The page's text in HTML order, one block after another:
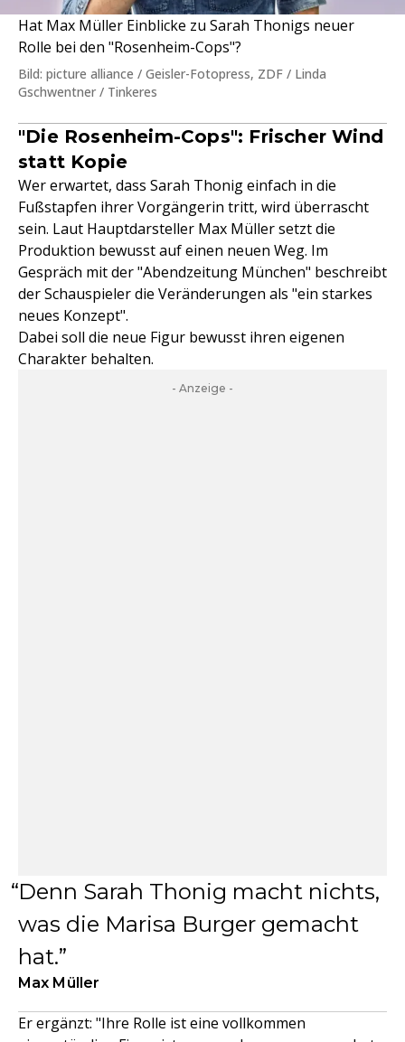
Hat Max Müller Einblicke zu Sarah Thonigs neuer
Rolle bei den "Rosenheim-Cops"?
Bild: picture alliance / Geisler-Fotopress, ZDF / Linda
Gschwentner / Tinkeres
"Die Rosenheim-Cops": Frischer Wind
statt Kopie
Wer erwartet, dass Sarah Thonig einfach in die
Fußstapfen ihrer Vorgängerin tritt, wird überrascht
sein. Laut Hauptdarsteller Max Müller setzt die
Produktion bewusst auf einen neuen Weg. Im
Gespräch mit der "Abendzeitung München" beschreibt
der Schauspieler die Veränderungen als "ein starkes
neues Konzept".
Dabei soll die neue Figur bewusst ihren eigenen
Charakter behalten.
- Anzeige -
Denn Sarah Thonig macht nichts,
was die Marisa Burger gemacht
hat.
Max Müller
Er ergänzt: "Ihre Rolle ist eine vollkommen